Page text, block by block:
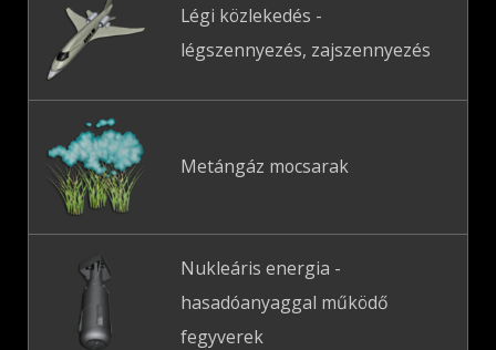
Légi közlekedés -
légszennyezés, zajszennyezés
Metángáz mocsarak
Nukleáris energia -
hasadóanyaggal működő
fegyverek